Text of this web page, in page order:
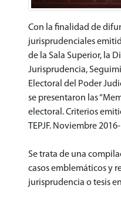
Con la finalidad de
jurisprudenciales
de la Sala Superior, la
Jurisprudencia,
Electoral del Poder
se presentaron las
electoral. Criterios
TEPJF. Noviembre
Se trata de una
casos emblemáticos y
jurisprudencia o tesis